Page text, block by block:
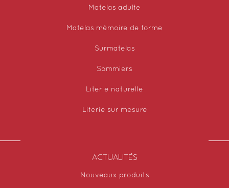
Matelas adulte
Matelas mémoire de forme
Surmatelas
Sommiers
Literie naturelle
Literie sur mesure
ACTUALITÉS
Nouveaux produits